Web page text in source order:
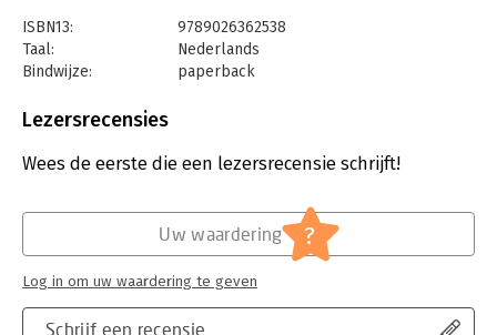
ISBN13:
9789026362538
Taal:
Nederlands
Bindwijze:
paperback
Uitgever:
Verschijningsdatum:
7-4-2023
Woordenboeken en taal
Lezersrecensies
Wees de eerste die een lezersrecensie schrijft!
Schrijf een recensie
Uw waardering ?
Log in om uw waardering te geven